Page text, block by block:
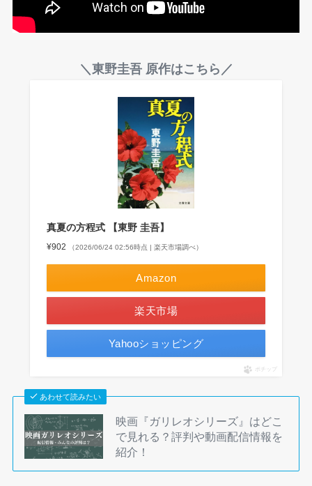
＼東野圭吾 原作はこちら／
真夏の方程式 【東野 圭吾】
¥902 （2026/06/24 02:56時点 | 楽天市場調べ）
Amazon
楽天市場
Yahooショッピング
ポチップ
あわせて読みたい
映画『ガリレオシリーズ』はどこ
で見れる？評判や動画配信情報を
紹介！